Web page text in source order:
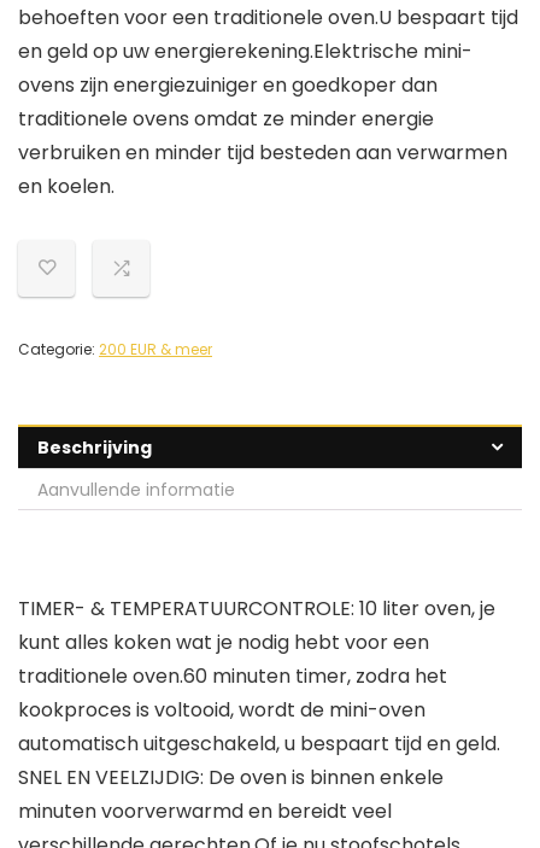
behoeften voor een traditionele oven.U bespaart tijd
en geld op uw energierekening.Elektrische mini-
ovens zijn energiezuiniger en goedkoper dan
traditionele ovens omdat ze minder energie
verbruiken en minder tijd besteden aan verwarmen
en koelen.
Categorie: 200 EUR & meer
Beschrijving
Aanvullende informatie
TIMER- & TEMPERATUURCONTROLE: 10 liter oven, je
kunt alles koken wat je nodig hebt voor een
traditionele oven.60 minuten timer, zodra het
kookproces is voltooid, wordt de mini-oven
automatisch uitgeschakeld, u bespaart tijd en geld.
SNEL EN VEELZIJDIG: De oven is binnen enkele
minuten voorverwarmd en bereidt veel